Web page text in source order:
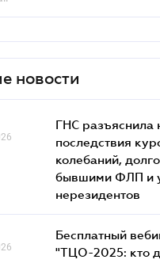
новости
ГНС разъяснила
последствия
колебаний,
бывшими ФЛП и
нерезидентов
Бесплатный
"ТЦО-2025: кто